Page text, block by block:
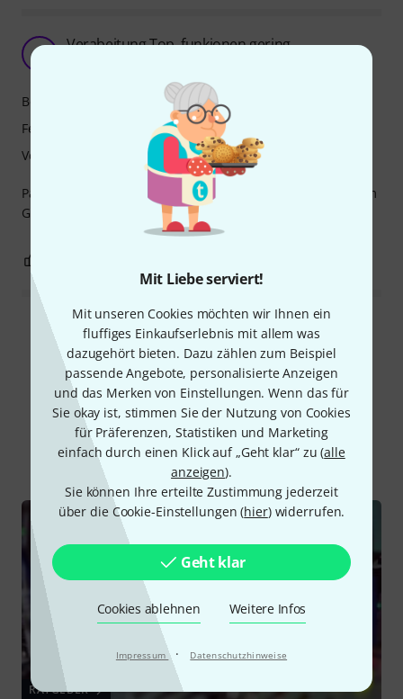
Mit Liebe serviert!
Mit unseren Cookies möchten wir Ihnen ein
fluffiges Einkaufserlebnis mit allem was
dazugehört bieten. Dazu zählen zum Beispiel
passende Angebote, personalisierte Anzeigen
und das Merken von Einstellungen. Wenn das für
Sie okay ist, stimmen Sie der Nutzung von Cookies
für Präferenzen, Statistiken und Marketing
einfach durch einen Klick auf „Geht klar“ zu (alle
anzeigen).
Sie können Ihre erteilte Zustimmung jederzeit
über die Cookie-Einstellungen (hier) widerrufen.
Geht klar
Cookies ablehnen Weitere Infos
Impressum · Datenschutzhinweise
A Verabeitung Top, funkionen gering.
Passt in großen und ganzen leider etwas wenig Features im
Gegensatz zu Konkurrenzprodukten
Bedienung
Features
Verarbeitung
Alle Bewertungen lesen
Schon gewusst?
Alle Ratgeber Testberichte
RATGEBER